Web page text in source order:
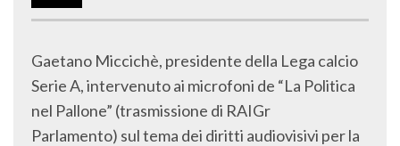
Gaetano Miccichè, presidente della Lega calcio
Serie A, intervenuto ai microfoni de “La Politica
nel Pallone” (trasmissione di RAIGr
Parlamento) sul tema dei diritti audiovisivi per la